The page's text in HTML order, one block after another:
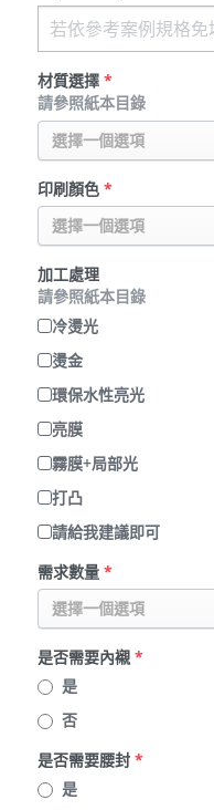
材質選擇*
請參照紙本目錄
選擇一個選項
印刷顏色*
選擇一個選項
加工處理
請參照紙本目錄
冷燙光
燙金
環保水性亮光
亮膜
霧膜+局部光
打凸
請給我建議即可
需求數量*
選擇一個選項
是否需要內襯*
是
否
是否需要腰封*
是